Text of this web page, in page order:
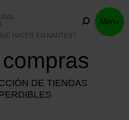
Menu
HACER EN NANTES?
DE TIENDAS